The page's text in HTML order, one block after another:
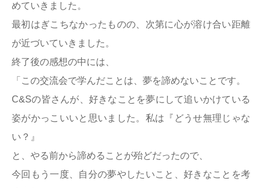
めていきました。
最初はぎこちなかったものの、次第に心が溶け合い距離
が近づいていきました。
終了後の感想の中には、
「この交流会で学んだことは、夢を諦めないことです。
C&Sの皆さんが、好きなことを夢にして追いかけている
姿がかっこいいと思いました。私は『どうせ無理じゃな
い？』
と、やる前から諦めることが殆どだったので、
今回もう一度、自分の夢やしたいこと、好きなことを考